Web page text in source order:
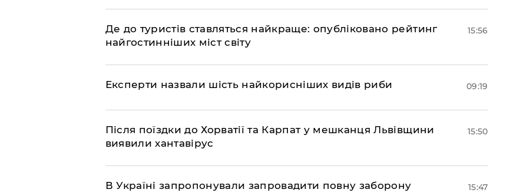
Де до туристів ставляться найкраще: опубліковано рейтинг
найгостинніших міст світу
15:56
Експерти назвали шість найкорисніших видів риби 09:19
Після поїздки до Хорватії та Карпат у мешканця Львівщини
виявили хантавірус
15:50
В Україні запропонували запровадити повну заборону
15:47